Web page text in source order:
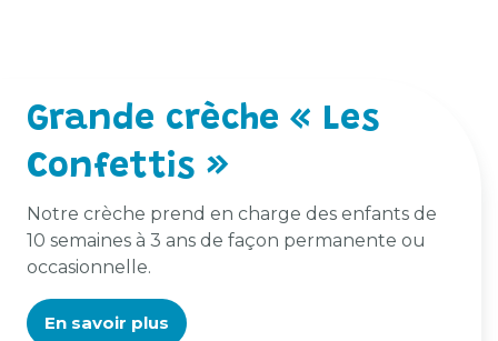
Grande crèche « Les
Confettis »
Notre crèche prend en charge des enfants de
10 semaines à 3 ans de façon permanente ou
occasionnelle.
En savoir plus